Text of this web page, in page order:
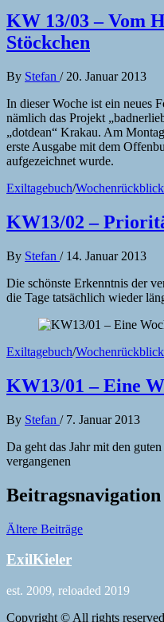
KW 13/03 – Vom
Stöckchen
By Stefan / 20. Januar 2013
In dieser Woche ist ein neues
nämlich das Projekt
„dotdean“ Krakau. Am
erste Ausgabe mit dem
aufgezeichnet wurde.
Exiltagebuch/Wochenrückblick
KW13/02 –
By Stefan / 14. Januar 2013
Die schönste Erkenntnis der
die Tage tatsächlich wieder
Exiltagebuch/Wochenrückblick
KW13/01 – Eine
By Stefan / 7. Januar 2013
Da geht das Jahr mit den
vergangenen
Beitragsnavigation
Ältere Beiträge
ExilKieler
est. 2009, reloaded 2019
Copyright © All rights